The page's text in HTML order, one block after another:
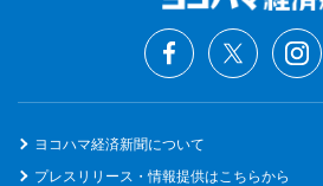
ヨコハマ経済新聞について
プレスリリース・情報提供はこちらから